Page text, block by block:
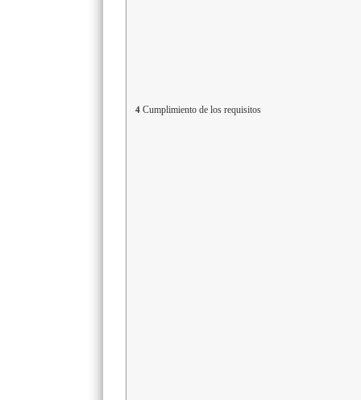
4 Cumplimiento de los requisitos